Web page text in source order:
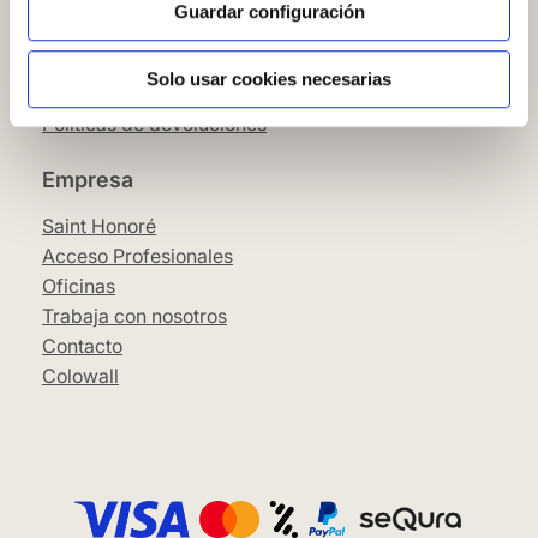
Guardar configuración
Solo usar cookies necesarias
Pago
Envíos y entrega
Políticas de devoluciones
Empresa
Saint Honoré
Acceso Profesionales
Oficinas
Trabaja con nosotros
Contacto
Colowall